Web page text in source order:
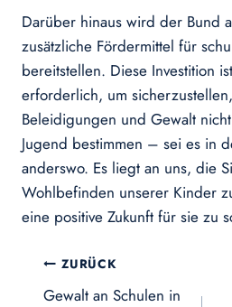
Darüber hinaus wird der Bund
zusätzliche Fördermittel für
bereitstellen. Diese Investition
erforderlich, um
Beleidigungen und Gewalt
Jugend bestimmen – sei es in
anderswo. Es liegt an uns, die
Wohlbefinden unserer Kinder
eine positive Zukunft für sie zu
ZURÜCK
Gewalt an Schulen in